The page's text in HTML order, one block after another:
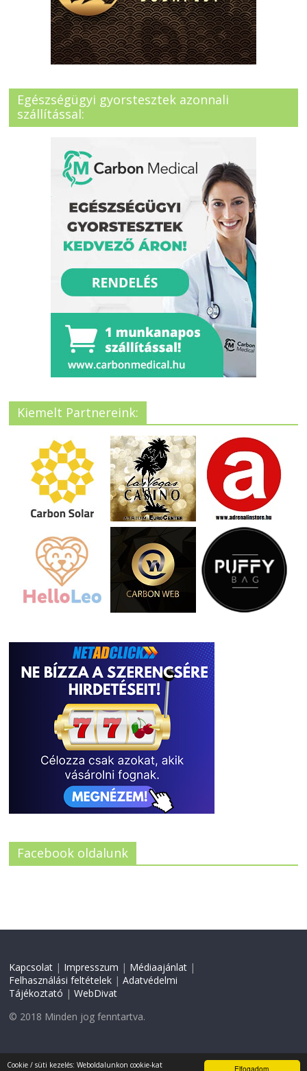
Elfogadom.
Cookie / süti kezelés: Weboldalunkon cookie-kat
Egészségügyi gyorstesztek azonnali
szállítással:
Kiemelt Partnereink:
Facebook oldalunk
Kapcsolat | Impresszum | Médiaajánlat |
Felhasználási feltételek |Adatvédelmi
Tájékoztató |WebDivat
© 2018 Minden jog fenntartva.
Weboldal készítés:CW